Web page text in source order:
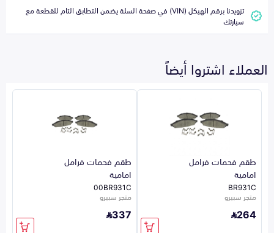
تزويدنا برقم الهيكل (VIN) في صفحة السلة يضمن التطابق التام للقطعة مع
سيارتك
العملاء اشتروا أيضاً
طقم فحمات فرامل
امامية
BR931C
متجر سبيرو
264
طقم فحمات فرامل
امامية
00BR931C
متجر سبيرو
337